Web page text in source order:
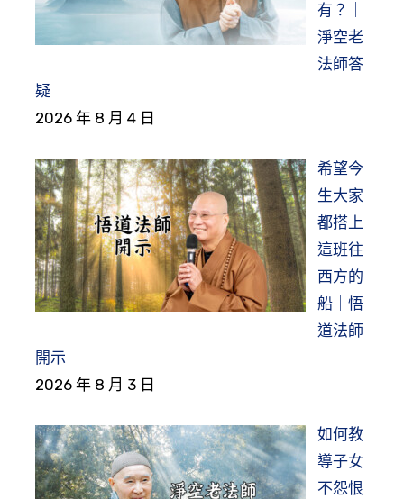
有？｜
淨空老
法師答
疑
2026 年 8 月 4 日
希望今
生大家
都搭上
這班往
西方的
船｜悟
道法師
開示
2026 年 8 月 3 日
如何教
導子女
不怨恨